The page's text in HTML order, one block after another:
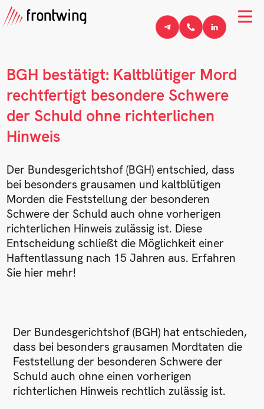
BGH bestätigt: Kaltblütiger Mord
rechtfertigt besondere Schwere
der Schuld ohne richterlichen
Hinweis
Der Bundesgerichtshof (BGH) entschied, dass
bei besonders grausamen und kaltblütigen
Morden die Feststellung der besonderen
Schwere der Schuld auch ohne vorherigen
richterlichen Hinweis zulässig ist. Diese
Entscheidung schließt die Möglichkeit einer
Haftentlassung nach 15 Jahren aus. Erfahren
Sie hier mehr!
Der Bundesgerichtshof (BGH) hat entschieden,
dass bei besonders grausamen Mordtaten die
Feststellung der besonderen Schwere der
Schuld auch ohne einen vorherigen
richterlichen Hinweis rechtlich zulässig ist.